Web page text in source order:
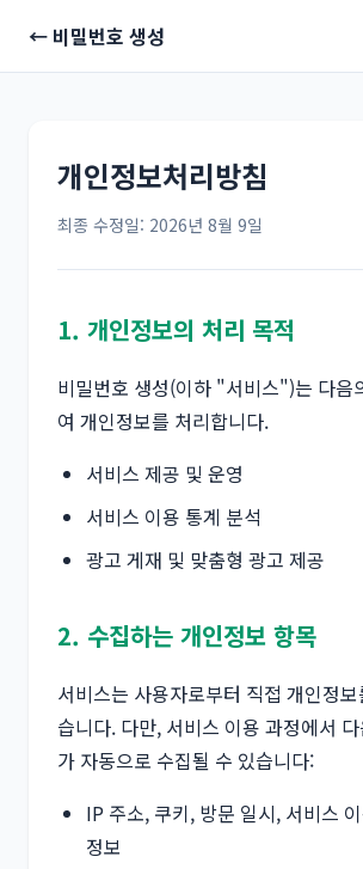
← 비밀번호 생성
개인정보처리방침
최종 수정일: 2026년 8월 9일
1. 개인정보의 처리 목적
비밀번호 생성(이하 "서비스")는 다음
여 개인정보를 처리합니다.
서비스 제공 및 운영
서비스 이용 통계 분석
광고 게재 및 맞춤형 광고 제공
2. 수집하는 개인정보 항목
서비스는 사용자로부터 직접 개인정
습니다. 다만, 서비스 이용 과정에서
가 자동으로 수집될 수 있습니다:
IP 주소, 쿠키, 방문 일시, 서비스
정보